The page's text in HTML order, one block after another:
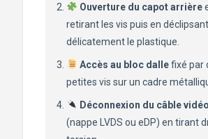
Ouverture du capot arrière
retirant les vis puis en déclipsant
délicatement le plastique.
Accès au bloc dallefixé par
petites vis sur un cadre
Déconnexion du câble
(nappe LVDS ou eDP) en tirant